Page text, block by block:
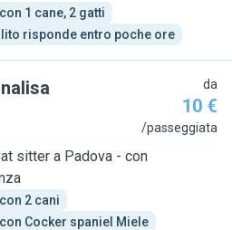
1 cane, 2 gatti
risponde entro poche ore
da
10 €
/passeggiata
sitter a Padova - con
2 cani
Cocker spaniel Miele